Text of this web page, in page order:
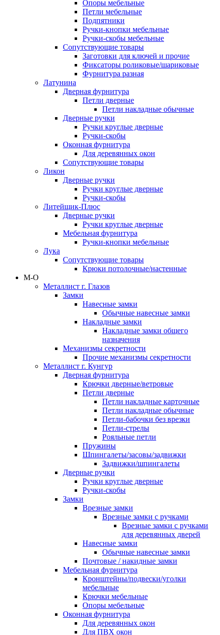
Опоры мебельные
Петли мебельные
Подпятники
Ручки-кнопки мебельные
Ручки-скобы мебельные
Сопутствующие товары
Заготовки для ключей и прочие
Фиксаторы роликовые/шариковые
Фурнитура разная
Латунина
Дверная фурнитура
Петли дверные
Петли накладные обычные
Дверные ручки
Ручки круглые дверные
Ручки-скобы
Оконная фурнитура
Для деревянных окон
Сопутствующие товары
Ликон
Дверные ручки
Ручки круглые дверные
Ручки-скобы
Литейщик-Плюс
Дверные ручки
Ручки круглые дверные
Мебельная фурнитура
Ручки-кнопки мебельные
Лука
Сопутствующие товары
Крюки потолочные/настенные
М-О
Металлист г. Глазов
Замки
Навесные замки
Обычные навесные замки
Накладные замки
Накладные замки общего
назначения
Механизмы секретности
Прочие механизмы секретности
Металлист г. Кунгур
Дверная фурнитура
Крючки дверные/ветровые
Петли дверные
Петли накладные карточные
Петли накладные обычные
Петли-бабочки без врезки
Петли-стрелы
Рояльные петли
Пружины
Шпингалеты/засовы/задвижки
Задвижки/шпингалеты
Дверные ручки
Ручки круглые дверные
Ручки-скобы
Замки
Врезные замки
Врезные замки с ручками
Врезные замки с ручками
для деревянных дверей
Навесные замки
Обычные навесные замки
Почтовые / накидные замки
Мебельная фурнитура
Кронштейны/подвески/уголки
мебельные
Крючки мебельные
Опоры мебельные
Оконная фурнитура
Для деревянных окон
Для ПВХ окон